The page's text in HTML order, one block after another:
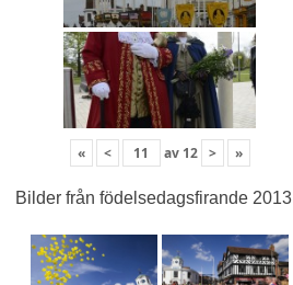
« < av 12 > »
Bilder från födelsedagsfirande 2013